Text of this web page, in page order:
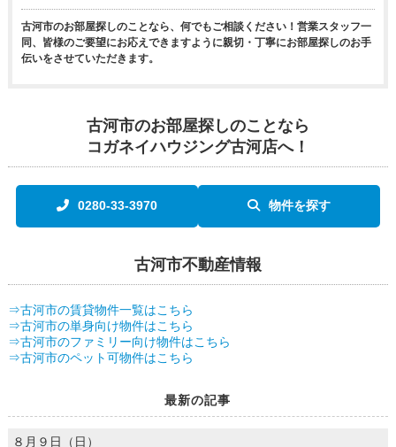
古河市のお部屋探しのことなら、何でもご相談ください！営業スタッフ一
同、皆様のご要望にお応えできますように親切・丁寧にお部屋探しのお手
伝いをさせていただきます。
古河市のお部屋探しのことなら
コガネイハウジング古河店へ！
0280-33-3970 物件を探す
古河市不動産情報
⇒古河市の賃貸物件一覧はこちら
⇒古河市の単身向け物件はこちら
⇒古河市のファミリー向け物件はこちら
⇒古河市のペット可物件はこちら
最新の記事
８月９日（日）